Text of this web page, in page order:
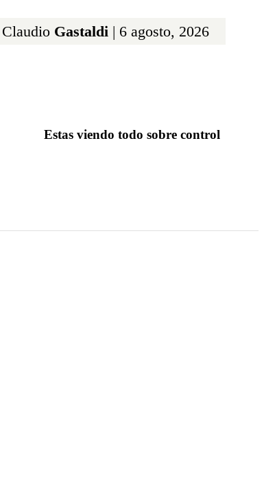
Gastaldi | 6 agosto, 2026
Estas viendo todo sobre control